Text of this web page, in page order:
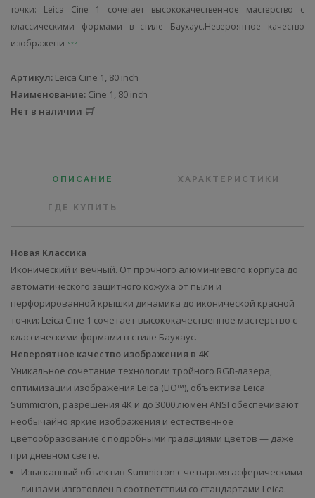
точки: Leica Cine 1 сочетает высококачественное мастерство с
классическими формами в стиле Баухаус.Невероятное качество
изображени
Артикул: Leica Cine 1, 80 inch
Наименование: Cine 1, 80 inch
Нет в наличии
ОПИСАНИЕ ХАРАКТЕРИСТИКИ
ГДЕ КУПИТЬ
Новая Классика
Иконический и вечный. От прочного алюминиевого корпуса до
автоматического защитного кожуха от пыли и
перфорированной крышки динамика до иконической красной
точки: Leica Cine 1 сочетает высококачественное мастерство с
классическими формами в стиле Баухаус.
Невероятное качество изображения в 4K
Уникальное сочетание технологии тройного RGB-лазера,
оптимизации изображения Leica (LIO™), объектива Leica
Summicron, разрешения 4K и до 3000 люмен ANSI обеспечивают
необычайно яркие изображения и естественное
цветообразование с подробными градациями цветов — даже
при дневном свете.
Изысканный объектив Summicron с четырьмя асферическими
линзами изготовлен в соответствии со стандартами Leica.